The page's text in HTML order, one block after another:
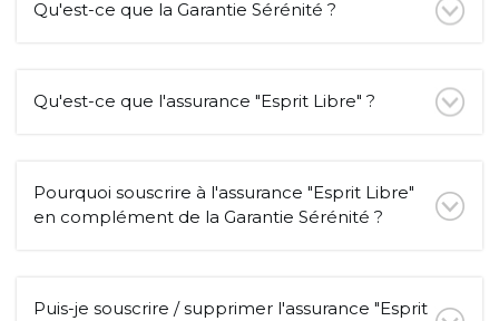
Qu'est-ce que la Garantie Sérénité ?
Qu'est-ce que l'assurance "Esprit Libre" ?
Pourquoi souscrire à l'assurance "Esprit Libre"
en complément de la Garantie Sérénité ?
Puis-je souscrire / supprimer l'assurance "Esprit